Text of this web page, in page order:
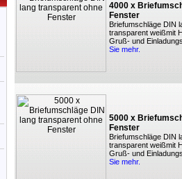
4000 x
Fenster
Briefumschläge DIN
transparent weißmit
Gruß- und
Sie mehr.
5000 x
Fenster
Briefumschläge DIN
transparent weißmit
Gruß- und
Sie mehr.